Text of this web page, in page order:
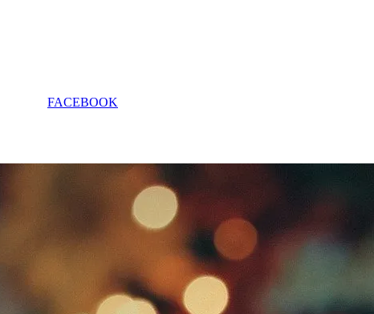
FACEBOOK